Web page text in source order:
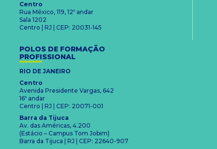
Centro
Rua México, 119, 12º andar
Sala 1202
Centro | RJ | CEP: 20031-145
POLOS DE FORMAÇÃO
PROFISSIONAL
RIO DE JANEIRO
Centro
Avenida Presidente Vargas, 642
16º andar
Centro | RJ | CEP: 20071-001
Barra da Tijuca
Av. das Américas, 4.200
(Estácio – Campus Tom Jobim)
Barra da Tijuca | RJ | CEP: 22640-907